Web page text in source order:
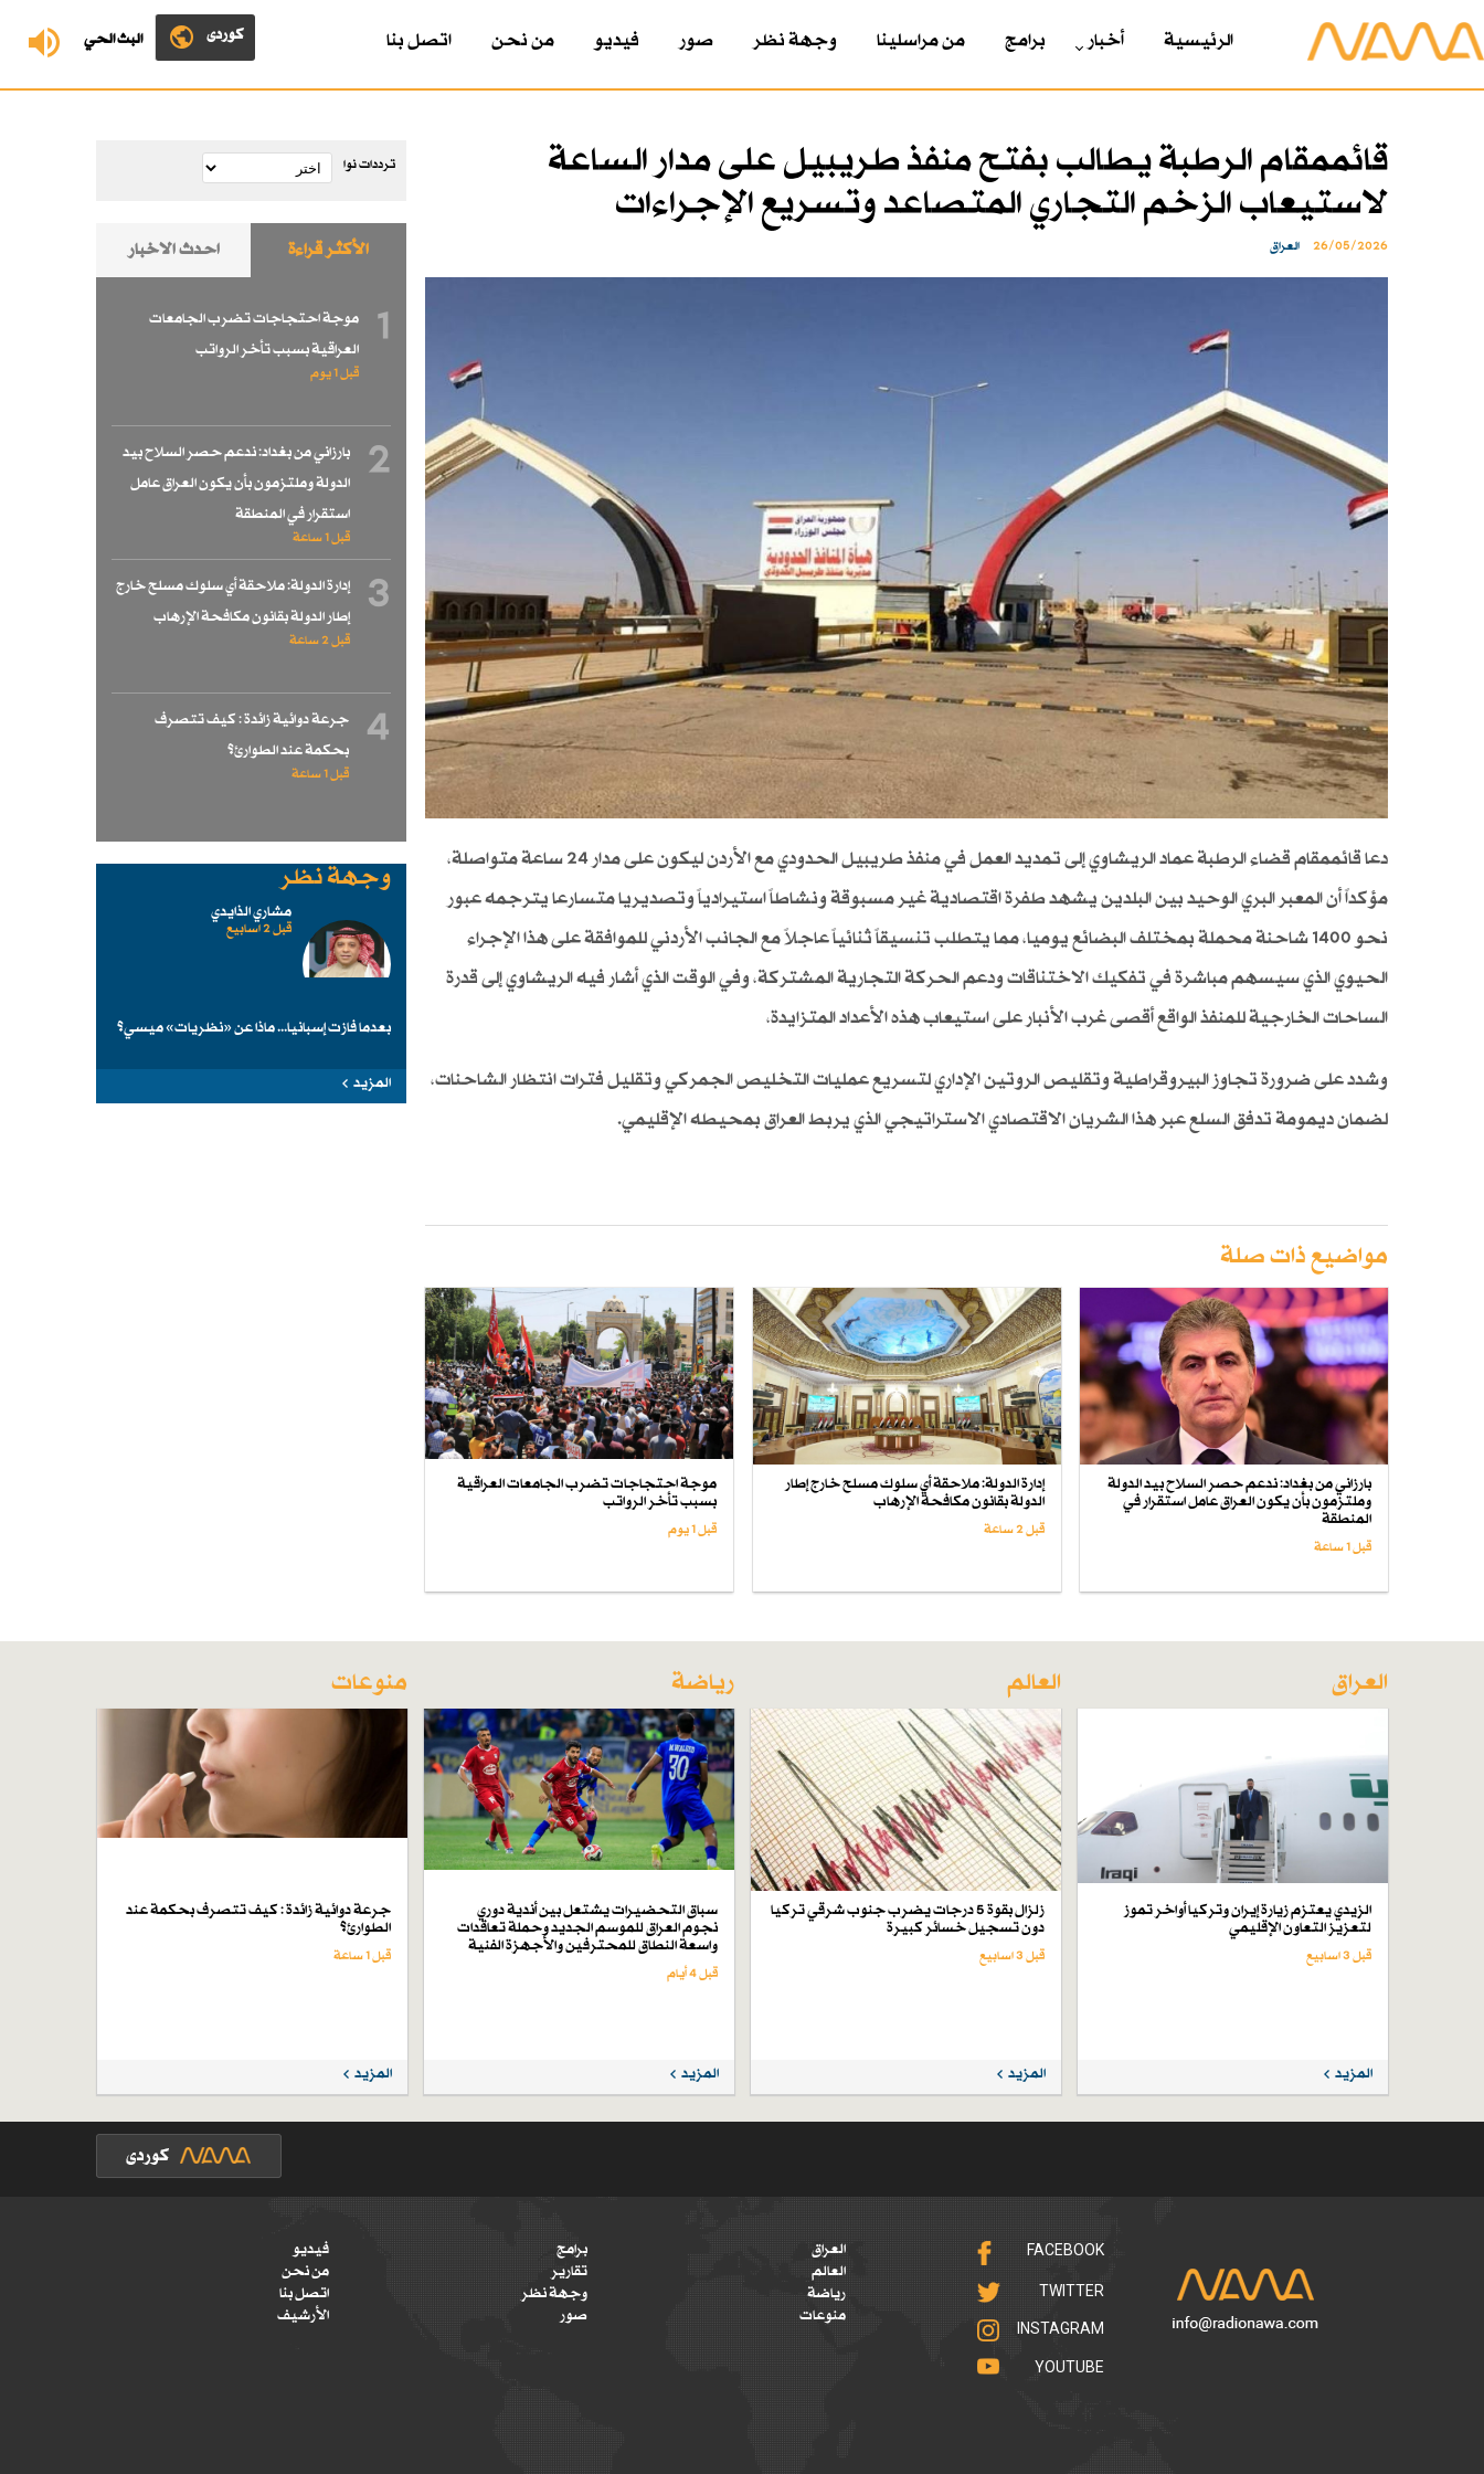
البث الحي کوردی الرئیسیة أخبار برامج من مراسلينا وجهة نظر صور فيديو من نحن اتصل بنا
قائممقام الرطبة يطالب بفتح منفذ طريبيل على مدار الساعة
لاستيعاب الزخم التجاري المتصاعد وتسريع الإجراءات
26/05/2026 العراق
دعا قائممقام قضاء الرطبة عماد الريشاوي إلى تمديد العمل في منفذ طريبيل الحدودي مع الأردن ليكون على مدار 24 ساعة متواصلة،
مؤكداً أن المعبر البري الوحيد بين البلدين يشهد طفرة اقتصادية غير مسبوقة ونشاطاً استيرادياً وتصديريا متسارعا يترجمه عبور
نحو 1400 شاحنة محملة بمختلف البضائع يوميا، مما يتطلب تنسيقاً ثنائياً عاجلاً مع الجانب الأردني للموافقة على هذا الإجراء
الحيوي الذي سيسهم مباشرة في تفكيك الاختناقات ودعم الحركة التجارية المشتركة، وفي الوقت الذي أشار فيه الريشاوي إلى قدرة
الساحات الخارجية للمنفذ الواقع أقصى غرب الأنبار على استيعاب هذه الأعداد المتزايدة،
وشدد على ضرورة تجاوز البيروقراطية وتقليص الروتين الإداري لتسريع عمليات التخليص الجمركي وتقليل فترات انتظار الشاحنات،
لضمان ديمومة تدفق السلع عبر هذا الشريان الاقتصادي الاستراتيجي الذي يربط العراق بمحيطه الإقليمي.
مواضيع ذات صلة
بارزاني من بغداد: ندعم حصر السلاح بيد الدولة
وملتزمون بأن يكون العراق عامل استقرار في
المنطقة
قبل 1 ساعة
إدارة الدولة: ملاحقة أي سلوك مسلح خارج إطار
الدولة بقانون مكافحة الإرهاب
قبل 2 ساعة
موجة احتجاجات تضرب الجامعات العراقية
بسبب تأخر الرواتب
قبل 1 یوم
ترددات نوا
الأكثر قراءة احدث الاخبار
1
موجة احتجاجات تضرب الجامعات
العراقية بسبب تأخر الرواتب
قبل 1 یوم
2
بارزاني من بغداد: ندعم حصر السلاح بيد
الدولة وملتزمون بأن يكون العراق عامل
استقرار في المنطقة
قبل 1 ساعة
3
إدارة الدولة: ملاحقة أي سلوك مسلح خارج
إطار الدولة بقانون مكافحة الإرهاب
قبل 2 ساعة
4
جرعة دوائية زائدة : كيف تتصرف
بحكمة عند الطوارئ؟
قبل 1 ساعة
وجهة نظر
مشاري الذايدي
قبل 2 اسابیع
بعدما فازت إسبانيا... ماذا عن «نظريات» ميسي؟
المزيد
العراق
الزيدي يعتزم زيارة إيران وتركيا أواخر تموز
لتعزيز التعاون الإقليمي
قبل 3 اسابیع
المزيد
العالم
زلزال بقوة 5 درجات يضرب جنوب شرقي تركيا
دون تسجيل خسائر كبيرة
قبل 3 اسابیع
المزيد
رياضة
سباق التحضيرات يشتعل بين أندية دوري
نجوم العراق للموسم الجديد وحملة تعاقدات
واسعة النطاق للمحترفين والأجهزة الفنية
قبل 4 أيام
المزيد
منوعات
جرعة دوائية زائدة : كيف تتصرف بحكمة عند
الطوارئ؟
قبل 1 ساعة
المزيد
FACEBOOK
TWITTER
INSTAGRAM
YOUTUBE
العراق
العالم
رياضة
منوعات
برامج
تقارير
وجهة نظر
صور
فيديو
من نحن
اتصل بنا
الأرشيف